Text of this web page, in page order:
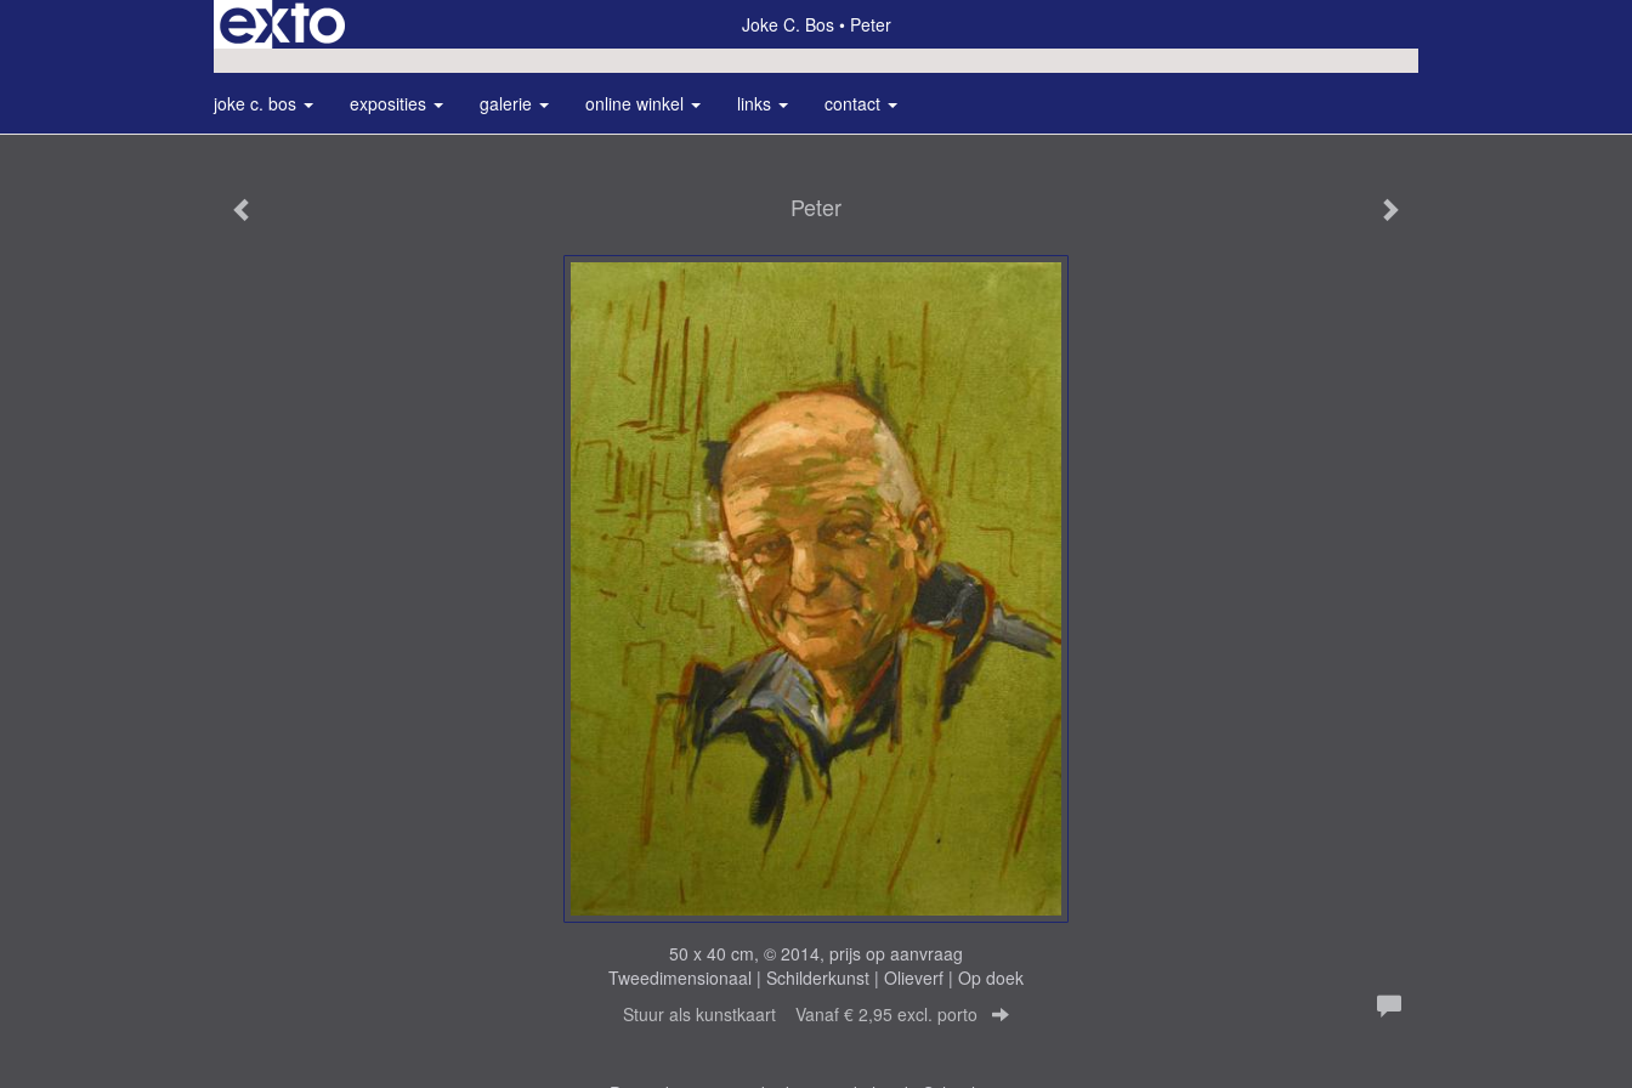
Joke C. Bos Peter
joke c. bos exposities galerie online winkel links contact
Peter
50 x 40 cm, © 2014, prijs op aanvraag
Tweedimensionaal | Schilderkunst | Olieverf | Op doek
Stuur als kunstkaart Vanaf € 2,95 excl. porto